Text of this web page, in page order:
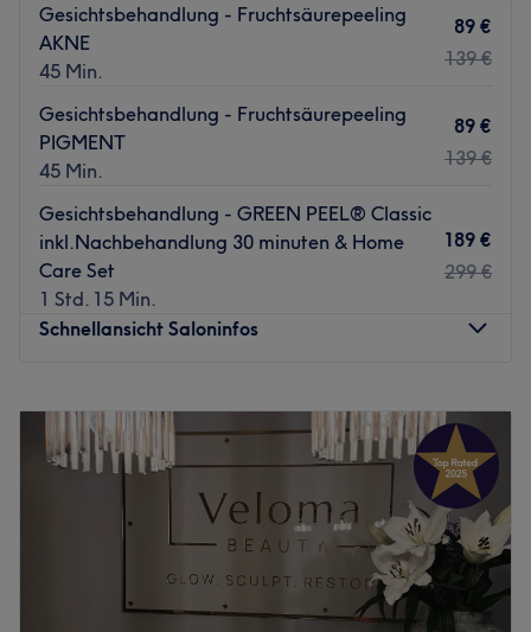
Gesichtsbehandlung - Fruchtsäurepeeling
AKNE
45 Min.
89 €
139 €
Gesichtsbehandlung - Fruchtsäurepeeling
PIGMENT
45 Min.
89 €
139 €
Gesichtsbehandlung - GREEN PEEL®️ Classic
inkl.Nachbehandlung 30 minuten & Home
Care Set
1 Std. 15 Min.
189 €
299 €
Schnellansicht Saloninfos
Dienstag
10:00– 18:00
Mittwoch
10:00 –18:00
Donnerstag
10:00 –18:00
10:00 –18:00
Samstag
10:00 –18:00
Geschlossen
Ahu Visage Beauty ist ein wunderschönes Kosmetikstudio,